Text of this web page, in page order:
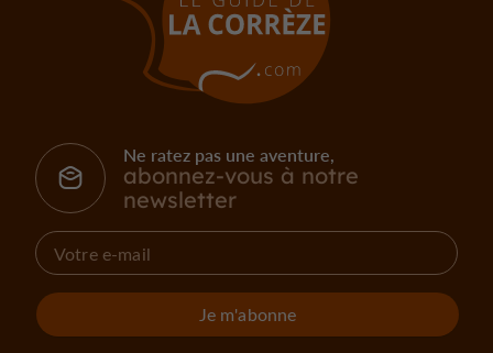
Ne ratez pas une aventure,
abonnez-vous à notre
newsletter
Je m'abonne